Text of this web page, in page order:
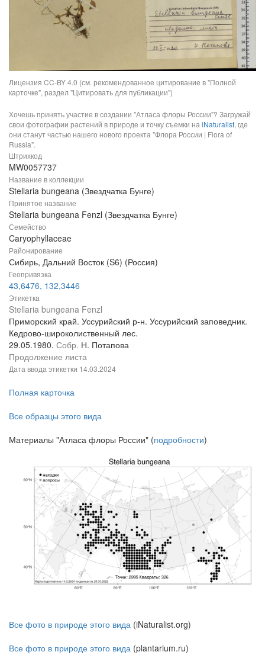
Лицензия CC-BY 4.0 (см. рекомендованное цитирование в "Полной
карточке", раздел "Цитировать для публикации")
Хочешь принять участие в создании "Атласа флоры России"? Загружай
свои фотографии растений в природе и точку съемки на iNaturalist, где
они станут частью нашего нового проекта "Флора России | Flora of
Russia".
Штрихкод
MW0057737
Название в коллекции
Stellaria bungeana (Звездчатка Бунге)
Принятое название
Stellaria bungeana Fenzl (Звездчатка Бунге)
Семейство
Caryophyllaceae
Районирование
Сибирь, Дальний Восток (S6) (Россия)
Геопривязка
43,6476, 132,3446
Этикетка
Stellaria bungeana Fenzl
Приморский край. Уссурийский р-н. Уссурийский заповедник.
Кедрово-широколиственный лес.
29.05.1980. Собр. Н. Потапова
Продолжение листа
Дата ввода этикетки 14.03.2024
Полная карточка
Все образцы этого вида
Материалы "Атласа флоры России" (подробности)
Все фото в природе этого вида (iNaturalist.org)
Все фото в природе этого вида (plantarium.ru)